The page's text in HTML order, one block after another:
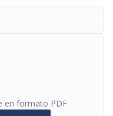
en formato PDF